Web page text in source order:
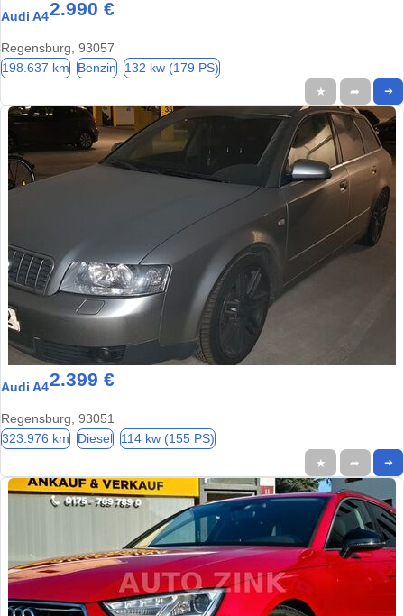
Audi A42.990 €
Regensburg, 93057
198.637 km Benzin 132 kw (179 PS)
★ ➦ ➜
Audi A42.399 €
Regensburg, 93051
323.976 km Diesel 114 kw (155 PS)
★ ➦ ➜